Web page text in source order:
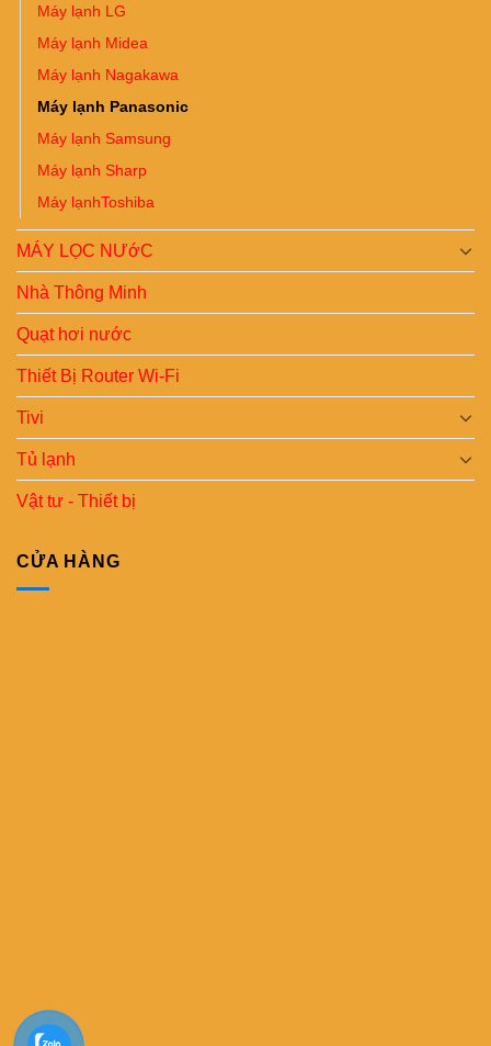
Máy lạnh LG
Máy lạnh Midea
Máy lạnh Nagakawa
Máy lạnh Panasonic
Máy lạnh Samsung
Máy lạnh Sharp
Máy lạnhToshiba
MÁY LỌC NƯớC
Nhà Thông Minh
Quạt hơi nước
Thiết Bị Router Wi-Fi
Tivi
Tủ lạnh
Vật tư - Thiết bị
CỬA HÀNG